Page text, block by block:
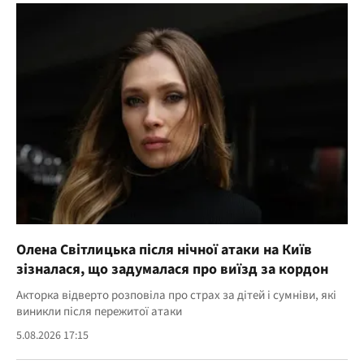
Олена Світлицька після нічної атаки на Київ
зізналася, що задумалася про виїзд за кордон
Акторка відверто розповіла про страх за дітей і сумніви, які
виникли після пережитої атаки
5.08.2026 17:15